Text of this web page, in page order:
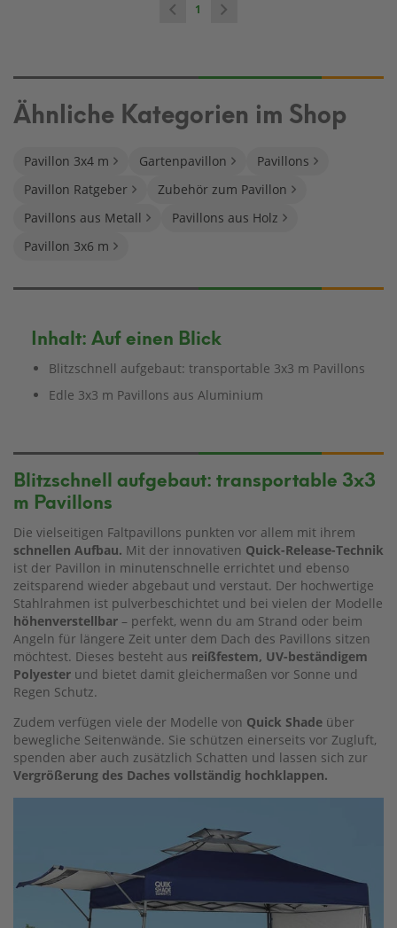
1
Ähnliche Kategorien im Shop
Pavillon 3x4 m Gartenpavillon
Pavillons
Pavillon Ratgeber
Zubehör zum Pavillon
Pavillons aus Metall
Pavillons aus Holz
Pavillon 3x6 m
Inhalt: Auf einen Blick
Blitzschnell aufgebaut: transportable 3x3 m Pavillons
Edle 3x3 m Pavillons aus Aluminium
Blitzschnell aufgebaut: transportable 3x3
m Pavillons
Die vielseitigen Faltpavillons punkten vor allem mit ihrem
schnellen Aufbau. Mit der innovativen Quick-Release-Technik
ist der Pavillon in minutenschnelle errichtet und ebenso
zeitsparend wieder abgebaut und verstaut. Der hochwertige
Stahlrahmen ist pulverbeschichtet und bei vielen der Modelle
höhenverstellbar – perfekt, wenn du am Strand oder beim
Angeln für längere Zeit unter dem Dach des Pavillons sitzen
möchtest. Dieses besteht aus reißfestem, UV-beständigem
Polyester und bietet damit gleichermaßen vor Sonne und
Regen Schutz.
Zudem verfügen viele der Modelle von Quick Shade über
bewegliche Seitenwände. Sie schützen einerseits vor Zugluft,
spenden aber auch zusätzlich Schatten und lassen sich zur
Vergrößerung des Daches vollständig hochklappen.